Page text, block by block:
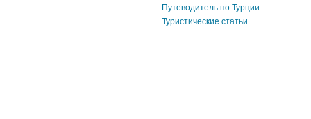
Путеводитель по Турции
Туристические статьи